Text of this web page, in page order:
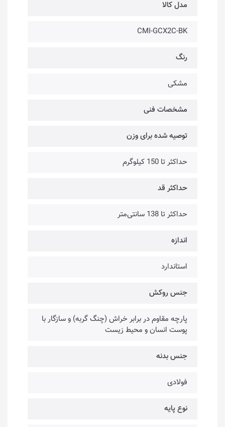
مدل کالا
CMI-GCX2C-BK
رنگ
مشکی
مشخصات فنی
توصیه شده برای وزن
حداکثر تا 150 کیلوگرم
حداکثر قد
حداکثر تا 138 سانتی‌متر
اندازه
استاندارد
جنس روکش
پارچه مقاوم در برابر خراش (چنگ گربه) و سازگار با
پوست انسان و محیط زیست
جنس بدنه
فولادی
نوع پایه